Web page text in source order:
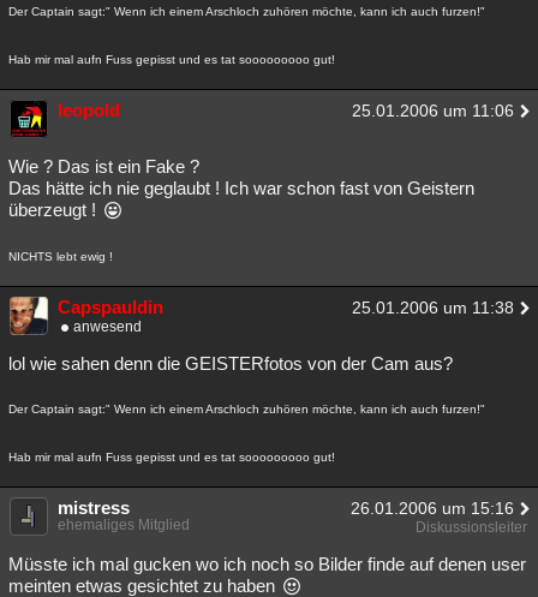
Der Captain sagt:" Wenn ich einem Arschloch zuhören möchte, kann ich auch furzen!"
Hab mir mal aufn Fuss gepisst und es tat sooooooooo gut!
leopold 25.01.2006 um 11:06
Wie ? Das ist ein Fake ?
Das hätte ich nie geglaubt ! Ich war schon fast von Geistern
überzeugt !
NICHTS lebt ewig !
Capspauldin 25.01.2006 um 11:38
anwesend
lol wie sahen denn die GEISTERfotos von der Cam aus?
Der Captain sagt:" Wenn ich einem Arschloch zuhören möchte, kann ich auch furzen!"
Hab mir mal aufn Fuss gepisst und es tat sooooooooo gut!
mistress 26.01.2006 um 15:16
ehemaliges Mitglied Diskussionsleiter
Müsste ich mal gucken wo ich noch so Bilder finde auf denen user
meinten etwas gesichtet zu haben